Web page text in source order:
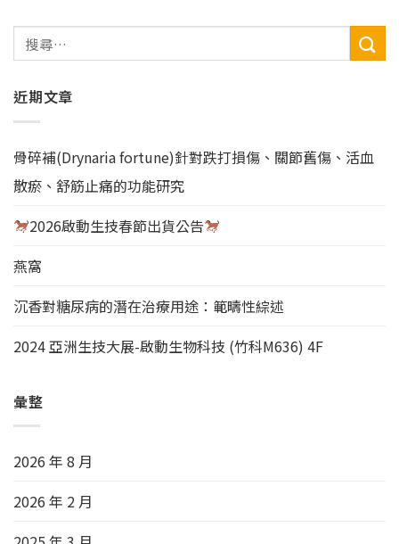
近期文章
骨碎補(Drynaria fortune)針對跌打損傷、關節舊傷、活血
散瘀、舒筋止痛的功能研究
2026啟動生技春節出貨公告
燕窩
沉香對糖尿病的潛在治療用途：範疇性綜述
2024 亞洲生技大展-啟動生物科技 (竹科M636) 4F
彙整
2026 年 8 月
2026 年 2 月